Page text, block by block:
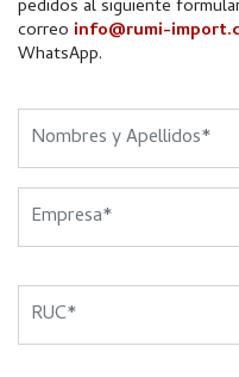
pedidos al siguiente
correo info@rumi-
WhatsApp.